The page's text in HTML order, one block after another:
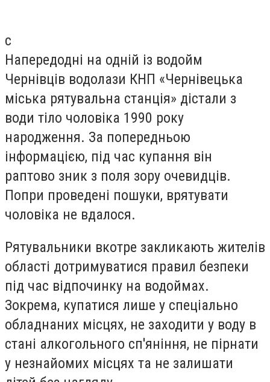
с
Напередодні на одній із водойм
Чернівців водолази КНП «Чернівецька
міська рятувальна станція» дістали з
води тіло чоловіка 1990 року
народження. За попередньою
інформацією, під час купання він
раптово зник з поля зору очевидців.
Попри проведені пошуки, врятувати
чоловіка не вдалося.
Рятувальники вкотре закликають жителів
області дотримуватися правил безпеки
під час відпочинку на водоймах.
Зокрема, купатися лише у спеціально
обладнаних місцях, не заходити у воду в
стані алкогольного сп'яніння, не пірнати
у незнайомих місцях та не залишати